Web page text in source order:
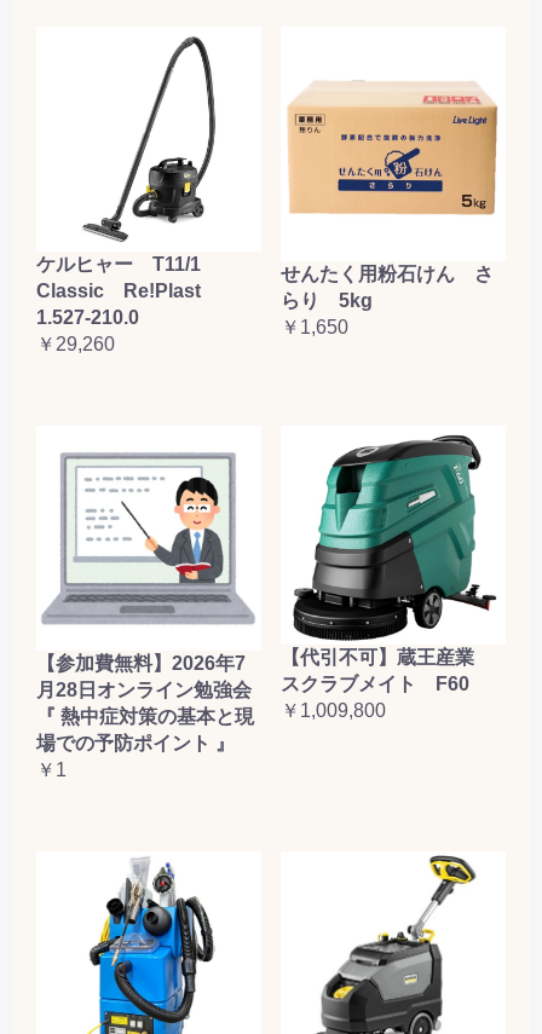
ケルヒャー T11/1
Classic Re!Plast
1.527-210.0
￥29,260
せんたく用粉石けん さ
らり 5kg
￥1,650
【参加費無料】2026年7
月28日オンライン勉強会
『 熱中症対策の基本と現
場での予防ポイント 』
￥1
【代引不可】蔵王産業
スクラブメイト F60
￥1,009,800